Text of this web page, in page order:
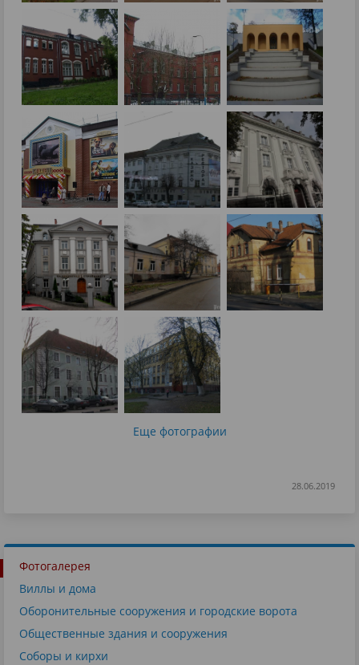
Еще фотографии
28.06.2019
Фотогалерея
Виллы и дома
Оборонительные сооружения и городские ворота
Общественные здания и сооружения
Соборы и кирхи